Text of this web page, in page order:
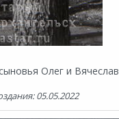
Олег и Вячеслав
05.05.2022